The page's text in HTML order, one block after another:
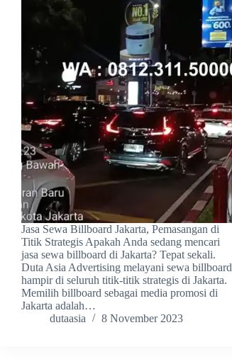
Jasa Sewa Billboard Jakarta, Pemasangan di
Titik Strategis Apakah Anda sedang mencari
jasa sewa billboard di Jakarta? Tepat sekali.
Duta Asia Advertising melayani sewa billboard
hampir di seluruh titik-titik strategis di Jakarta.
Memilih billboard sebagai media promosi di
Jakarta adalah…
dutaasia
8 November 2023